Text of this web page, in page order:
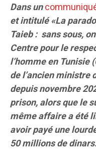
Dans un
et intitulé «La
Taieb : sans sous,
Centre pour le
l’homme en Tunisie
de l’ancien ministre
depuis novembre
prison, alors que le
même affaire a été
avoir payé une
50 millions de